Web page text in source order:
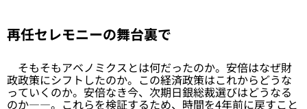
再任セレモニーの舞台裏で
そもそもアベノミクスとは何だったのか。安倍はなぜ財
政政策にシフトしたのか。この経済政策はこれからどうな
っていくのか。安倍なき今、次期日銀総裁選びはどうなる
のか――。これらを検証するため、時間を4年前に戻すこと